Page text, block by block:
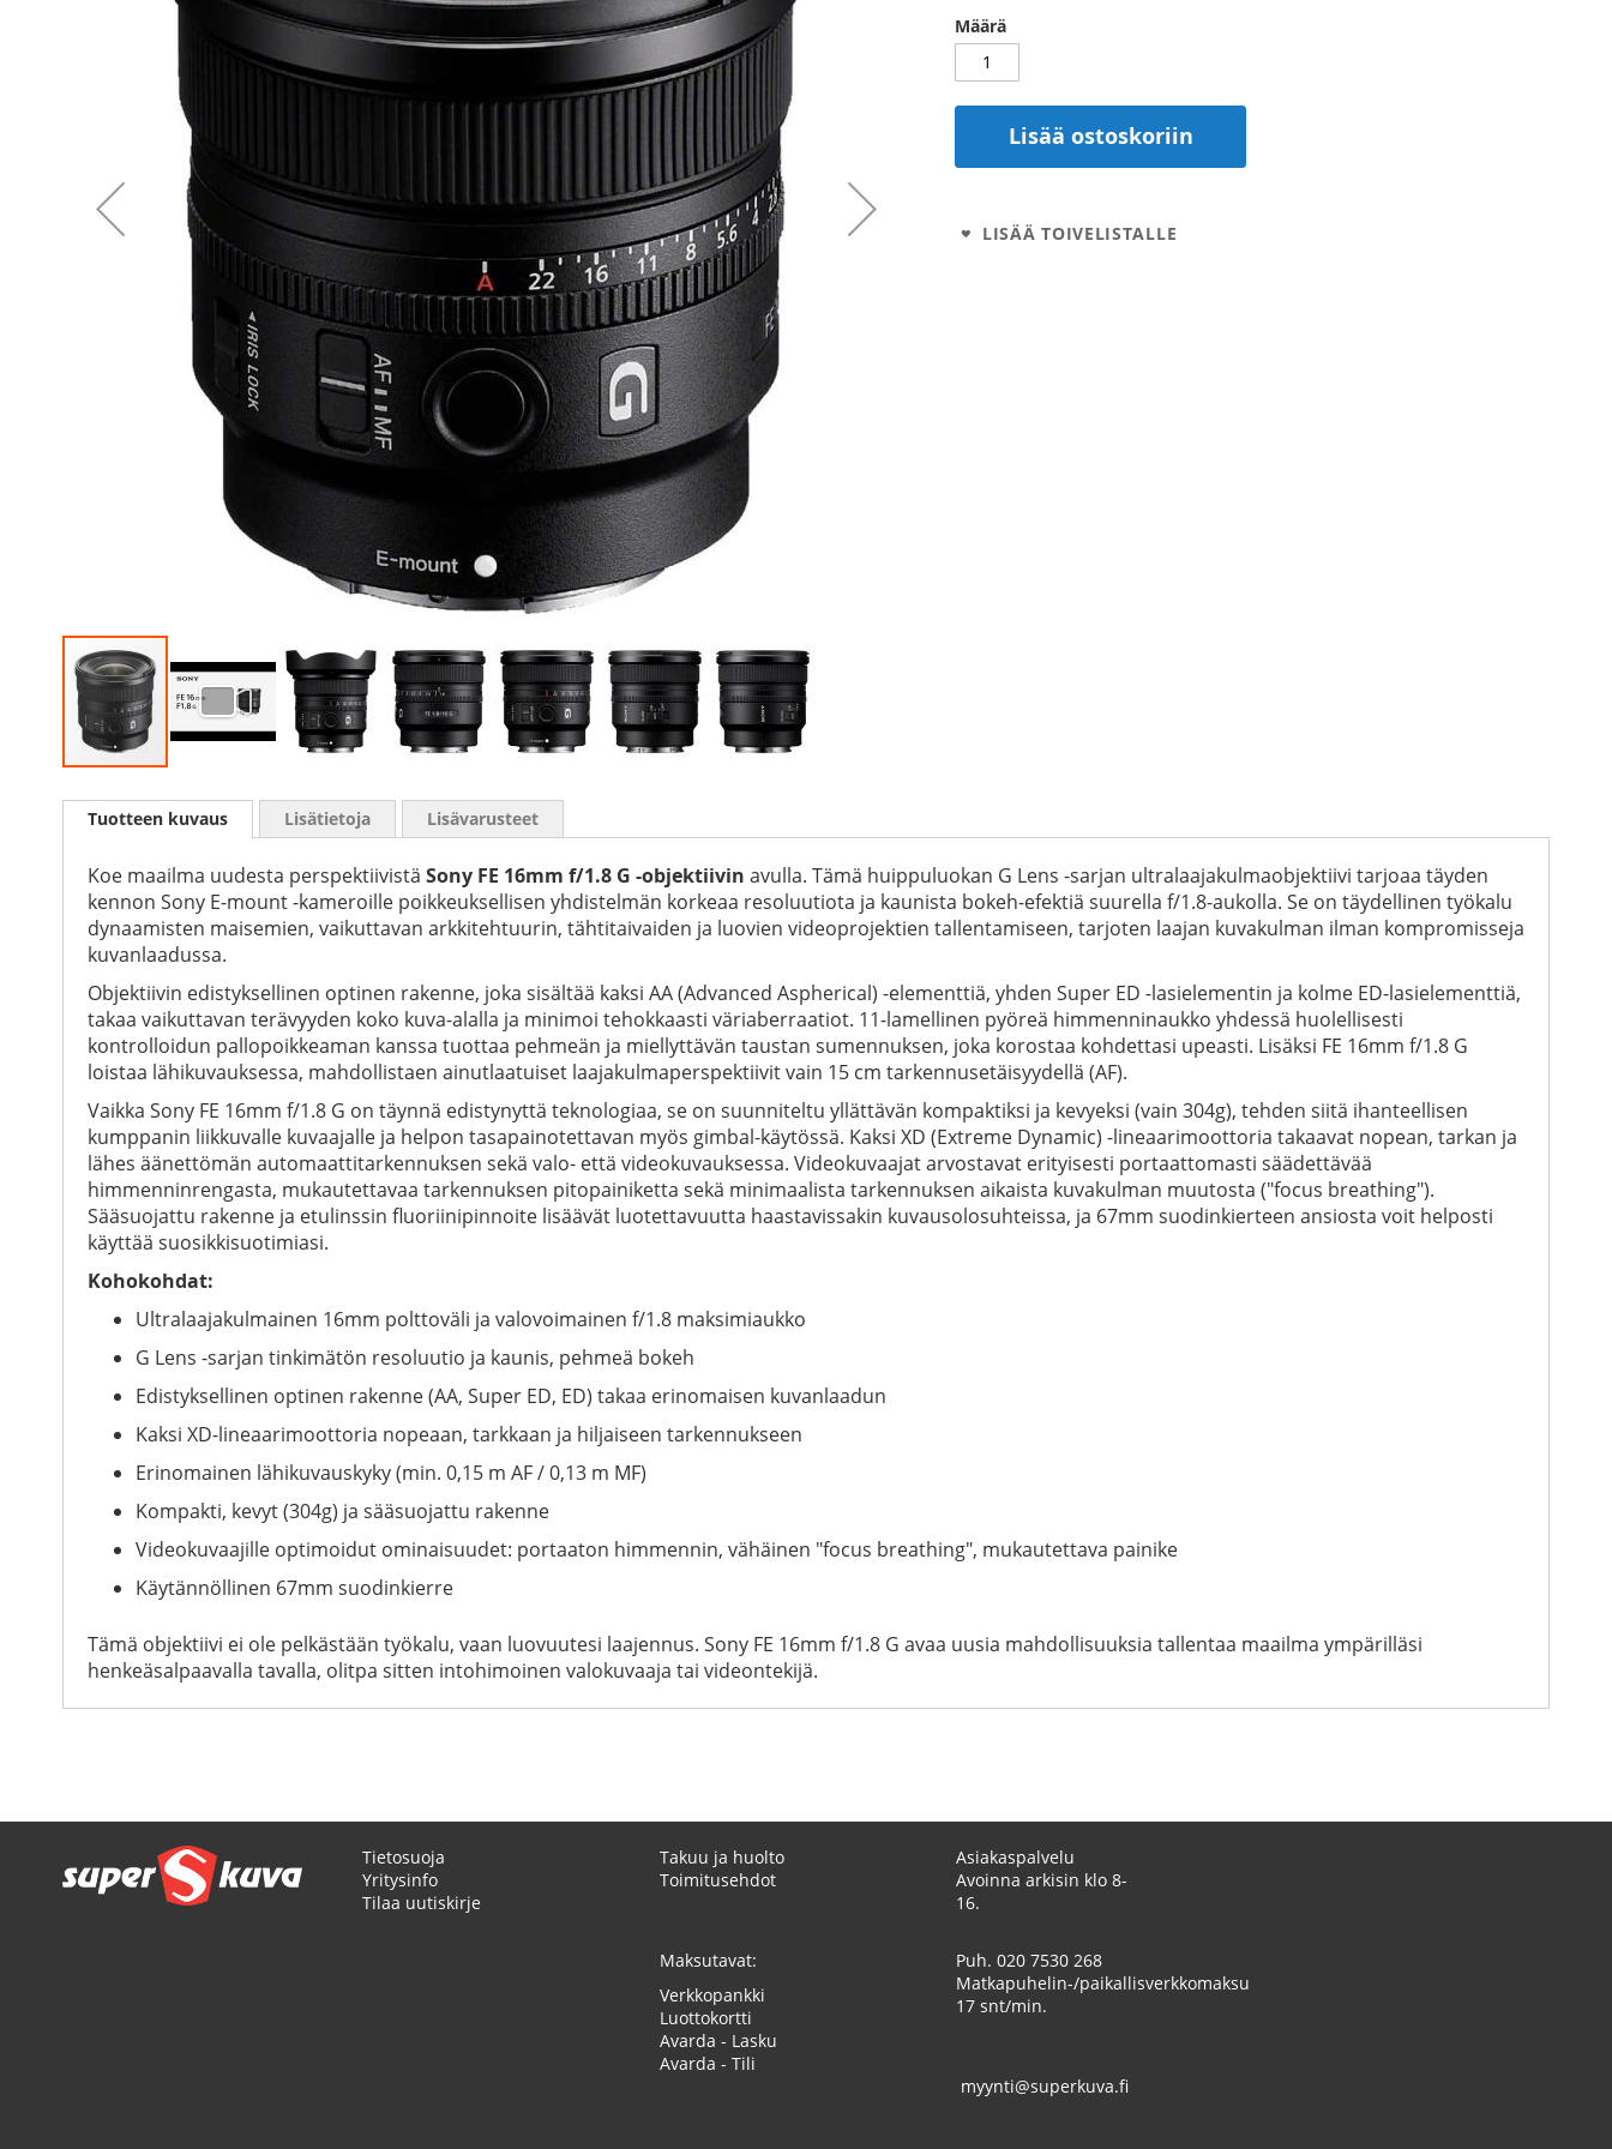
Määrä
Lisää ostoskoriin
LISÄÄ TOIVELISTALLE
to
images
gallery
Tuotteen kuvaus
Koe maailma uudesta perspektiivistä Sony FE 16mm f/1.8 G -objektiivin avulla. Tämä huippuluokan G Lens -sarjan ultralaajakulmaobjektiivi tarjoaa täyden
kennon Sony E-mount -kameroille poikkeuksellisen yhdistelmän korkeaa resoluutiota ja kaunista bokeh-efektiä suurella f/1.8-aukolla. Se on täydellinen työkalu
dynaamisten maisemien, vaikuttavan arkkitehtuurin, tähtitaivaiden ja luovien videoprojektien tallentamiseen, tarjoten laajan kuvakulman ilman kompromisseja
kuvanlaadussa.
Objektiivin edistyksellinen optinen rakenne, joka sisältää kaksi AA (Advanced Aspherical) -elementtiä, yhden Super ED -lasielementin ja kolme ED-lasielementtiä,
takaa vaikuttavan terävyyden koko kuva-alalla ja minimoi tehokkaasti väriaberraatiot. 11-lamellinen pyöreä himmenninaukko yhdessä huolellisesti
kontrolloidun pallopoikkeaman kanssa tuottaa pehmeän ja miellyttävän taustan sumennuksen, joka korostaa kohdettasi upeasti. Lisäksi FE 16mm f/1.8 G
loistaa lähikuvauksessa, mahdollistaen ainutlaatuiset laajakulmaperspektiivit vain 15 cm tarkennusetäisyydellä (AF).
Vaikka Sony FE 16mm f/1.8 G on täynnä edistynyttä teknologiaa, se on suunniteltu yllättävän kompaktiksi ja kevyeksi (vain 304g), tehden siitä ihanteellisen
kumppanin liikkuvalle kuvaajalle ja helpon tasapainotettavan myös gimbal-käytössä. Kaksi XD (Extreme Dynamic) -lineaarimoottoria takaavat nopean, tarkan ja
lähes äänettömän automaattitarkennuksen sekä valo- että videokuvauksessa. Videokuvaajat arvostavat erityisesti portaattomasti säädettävää
himmenninrengasta, mukautettavaa tarkennuksen pitopainiketta sekä minimaalista tarkennuksen aikaista kuvakulman muutosta ("focus breathing").
Sääsuojattu rakenne ja etulinssin fluoriinipinnoite lisäävät luotettavuutta haastavissakin kuvausolosuhteissa, ja 67mm suodinkierteen ansiosta voit helposti
käyttää suosikkisuotimiasi.
Kohokohdat:
Ultralaajakulmainen 16mm polttoväli ja valovoimainen f/1.8 maksimiaukko
G Lens -sarjan tinkimätön resoluutio ja kaunis, pehmeä bokeh
Edistyksellinen optinen rakenne (AA, Super ED, ED) takaa erinomaisen kuvanlaadun
Kaksi XD-lineaarimoottoria nopeaan, tarkkaan ja hiljaiseen tarkennukseen
Erinomainen lähikuvauskyky (min. 0,15 m AF / 0,13 m MF)
Kompakti, kevyt (304g) ja sääsuojattu rakenne
Videokuvaajille optimoidut ominaisuudet: portaaton himmennin, vähäinen "focus breathing", mukautettava painike
Käytännöllinen 67mm suodinkierre
Tämä objektiivi ei ole pelkästään työkalu, vaan luovuutesi laajennus. Sony FE 16mm f/1.8 G avaa uusia mahdollisuuksia tallentaa maailma ympärilläsi
henkeäsalpaavalla tavalla, olitpa sitten intohimoinen valokuvaaja tai videontekijä.
Lisätietoja Lisävarusteet
Tietosuoja
Yritysinfo
Tilaa uutiskirje
Takuu ja huolto
Toimitusehdot
Maksutavat:
Verkkopankki
Luottokortti
Avarda - Lasku
Avarda - Tili
Asiakaspalvelu
Avoinna arkisin klo 8-
16.
Puh. 020 7530 268
Matkapuhelin-/paikallisverkkomaksu
17 snt/min.
myynti@superkuva.fi